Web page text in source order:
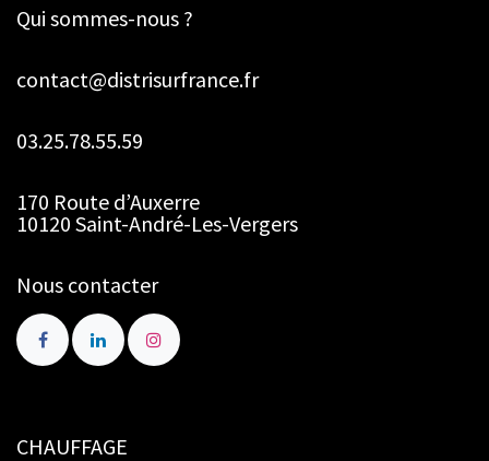
Qui sommes-nous ?
contact@distrisurfrance.fr
03.25.78.55.59
170 Route d’Auxerre
10120 Saint-André-Les-Vergers
Nous contacter
CHAUFFAGE